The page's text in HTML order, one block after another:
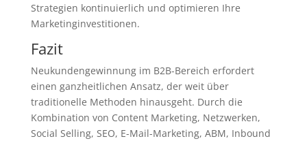
Strategien kontinuierlich und optimieren Ihre
Marketinginvestitionen.
Fazit
Neukundengewinnung im B2B-Bereich erfordert
einen ganzheitlichen Ansatz, der weit über
traditionelle Methoden hinausgeht. Durch die
Kombination von Content Marketing, Netzwerken,
Social Selling, SEO, E-Mail-Marketing, ABM, Inbound